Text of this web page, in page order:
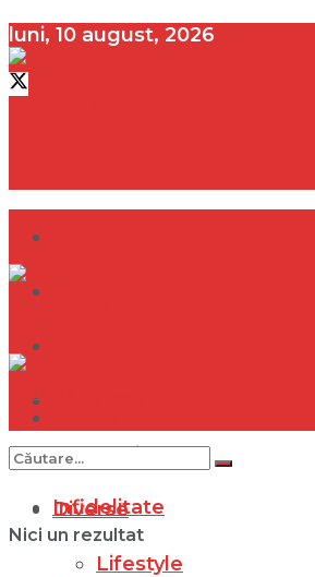
luni, 10 august, 2026
Internațional
Diverse
Lifestyle
Infidelitate
Nici un rezultat